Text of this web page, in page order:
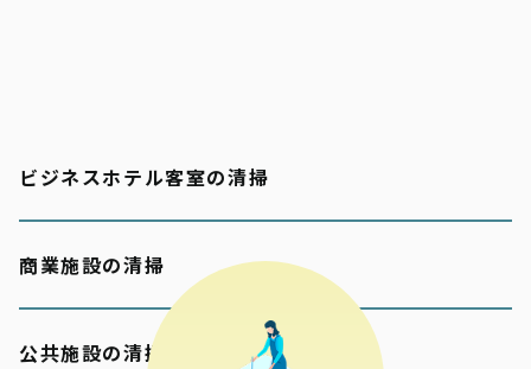
ビジネスホテル客室の清掃
商業施設の清掃
公共施設の清掃